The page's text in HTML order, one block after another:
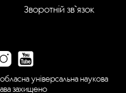
Зворотній зв`язок
універсальна наукова
захищено